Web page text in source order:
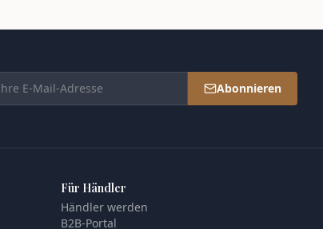
Abonnieren
Für Händler
Händler werden
B2B-Portal